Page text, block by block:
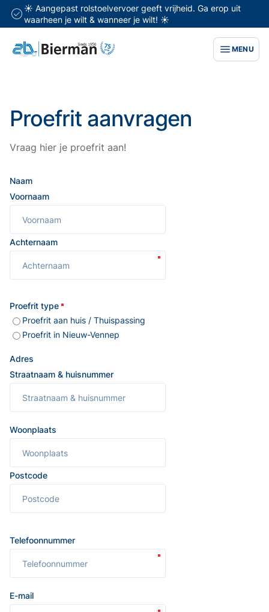
☀️ Aangepast rolstoelvervoer geeft vrijheid. Ga erop uit
waarheen je wilt & wanneer je wilt! ☀️
MENU
Proefrit aanvragen
Vraag hier je proefrit aan!
Naam
Voornaam
Achternaam
Proefrit type
Proefrit aan huis / Thuispassing
Proefrit in Nieuw-Vennep
Adres
Straatnaam & huisnummer
Woonplaats
Postcode
Telefoonnummer
E-mail